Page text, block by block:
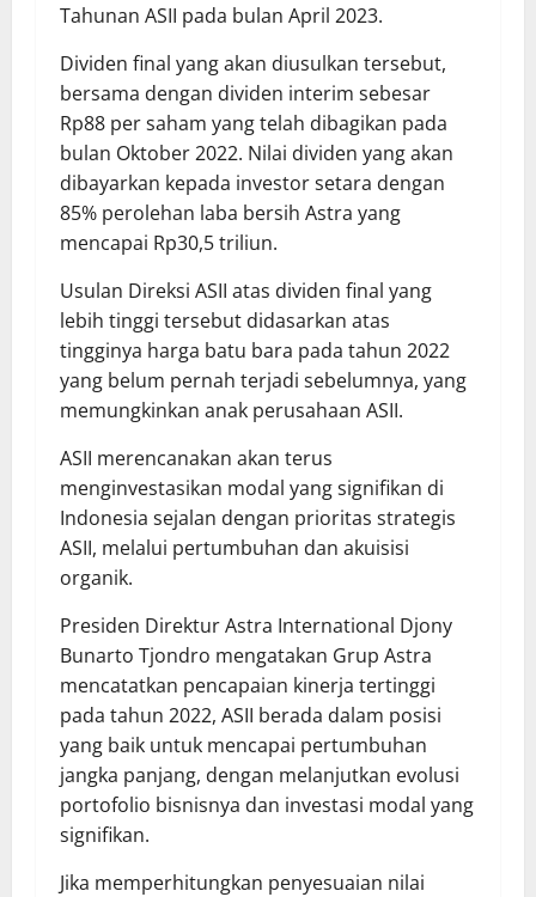
Tahunan ASII pada bulan April 2023.
Dividen final yang akan diusulkan tersebut,
bersama dengan dividen interim sebesar
Rp88 per saham yang telah dibagikan pada
bulan Oktober 2022. Nilai dividen yang akan
dibayarkan kepada investor setara dengan
85% perolehan laba bersih Astra yang
mencapai Rp30,5 triliun.
Usulan Direksi ASII atas dividen final yang
lebih tinggi tersebut didasarkan atas
tingginya harga batu bara pada tahun 2022
yang belum pernah terjadi sebelumnya, yang
memungkinkan anak perusahaan ASII.
ASII merencanakan akan terus
menginvestasikan modal yang signifikan di
Indonesia sejalan dengan prioritas strategis
ASII, melalui pertumbuhan dan akuisisi
organik.
Presiden Direktur Astra International Djony
Bunarto Tjondro mengatakan Grup Astra
mencatatkan pencapaian kinerja tertinggi
pada tahun 2022, ASII berada dalam posisi
yang baik untuk mencapai pertumbuhan
jangka panjang, dengan melanjutkan evolusi
portofolio bisnisnya dan investasi modal yang
signifikan.
Jika memperhitungkan penyesuaian nilai